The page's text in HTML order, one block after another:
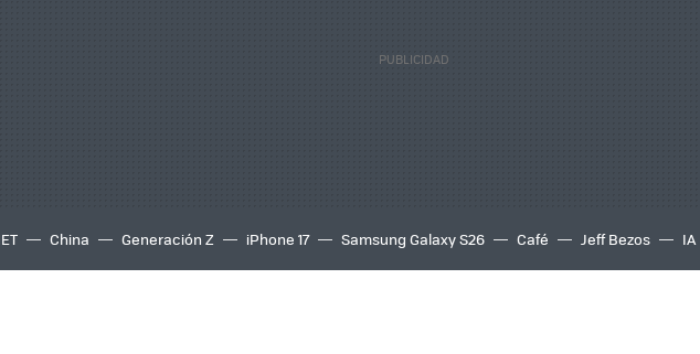
China Generación Z iPhone 17 Samsung Galaxy S26 Café Jeff Bezos IA